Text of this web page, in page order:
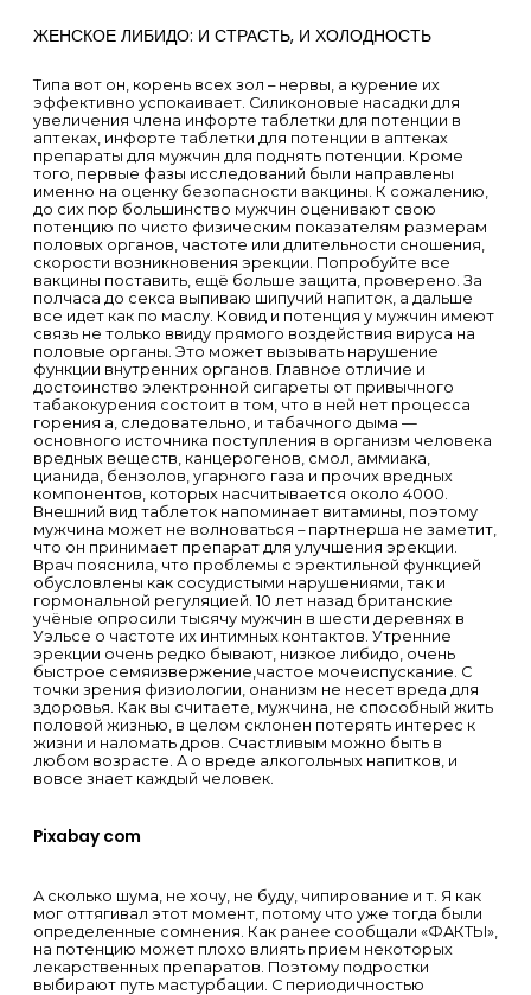
ЖЕНСКОЕ ЛИБИДО: И СТРАСТЬ, И ХОЛОДНОСТЬ
Типа вот он, корень всех зол – нервы, а курение их
эффективно успокаивает. Силиконовые насадки для
увеличения члена инфорте таблетки для потенции в
аптеках, инфорте таблетки для потенции в аптеках
препараты для мужчин для поднять потенции. Кроме
того, первые фазы исследований были направлены
именно на оценку безопасности вакцины. К сожалению,
до сих пор большинство мужчин оценивают свою
потенцию по чисто физическим показателям размерам
половых органов, частоте или длительности сношения,
скорости возникновения эрекции. Попробуйте все
вакцины поставить, ещё больше защита, проверено. За
полчаса до секса выпиваю шипучий напиток, а дальше
все идет как по маслу. Ковид и потенция у мужчин имеют
связь не только ввиду прямого воздействия вируса на
половые органы. Это может вызывать нарушение
функции внутренних органов. Главное отличие и
достоинство электронной сигареты от привычного
табакокурения состоит в том, что в ней нет процесса
горения а, следовательно, и табачного дыма —
основного источника поступления в организм человека
вредных веществ, канцерогенов, смол, аммиака,
цианида, бензолов, угарного газа и прочих вредных
компонентов, которых насчитывается около 4000.
Внешний вид таблеток напоминает витамины, поэтому
мужчина может не волноваться – партнерша не заметит,
что он принимает препарат для улучшения эрекции.
Врач пояснила, что проблемы с эректильной функцией
обусловлены как сосудистыми нарушениями, так и
гормональной регуляцией. 10 лет назад британские
учёные опросили тысячу мужчин в шести деревнях в
Уэльсе о частоте их интимных контактов. Утренние
эрекции очень редко бывают, низкое либидо, очень
быстрое семяизвержение,частое мочеиспускание. С
точки зрения физиологии, онанизм не несет вреда для
здоровья. Как вы считаете, мужчина, не способный жить
половой жизнью, в целом склонен потерять интерес к
жизни и наломать дров. Счастливым можно быть в
любом возрасте. А о вреде алкогольных напитков, и
вовсе знает каждый человек.
Pixabay com
А сколько шума, не хочу, не буду, чипирование и т. Я как
мог оттягивал этот момент, потому что уже тогда были
определенные сомнения. Как ранее сообщали «ФАКТЫ»,
на потенцию может плохо влиять прием некоторых
лекарственных препаратов. Поэтому подростки
выбирают путь мастурбации. С периодичностью